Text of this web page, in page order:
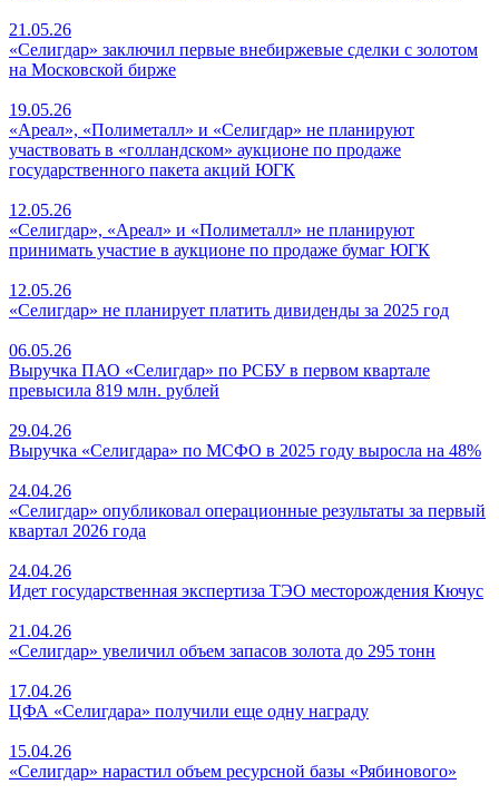
21.05.26
«Селигдар» заключил первые внебиржевые сделки с золотом
на Московской бирже
19.05.26
«Ареал», «Полиметалл» и «Селигдар» не планируют
участвовать в «голландском» аукционе по продаже
государственного пакета акций ЮГК
12.05.26
«Селигдар», «Ареал» и «Полиметалл» не планируют
принимать участие в аукционе по продаже бумаг ЮГК
12.05.26
«Селигдар» не планирует платить дивиденды за 2025 год
06.05.26
Выручка ПАО «Селигдар» по РСБУ в первом квартале
превысила 819 млн. рублей
29.04.26
Выручка «Селигдара» по МСФО в 2025 году выросла на 48%
24.04.26
«Селигдар» опубликовал операционные результаты за первый
квартал 2026 года
24.04.26
Идет государственная экспертиза ТЭО месторождения Кючус
21.04.26
«Селигдар» увеличил объем запасов золота до 295 тонн
17.04.26
ЦФА «Селигдара» получили еще одну награду
15.04.26
«Селигдар» нарастил объем ресурсной базы «Рябинового»